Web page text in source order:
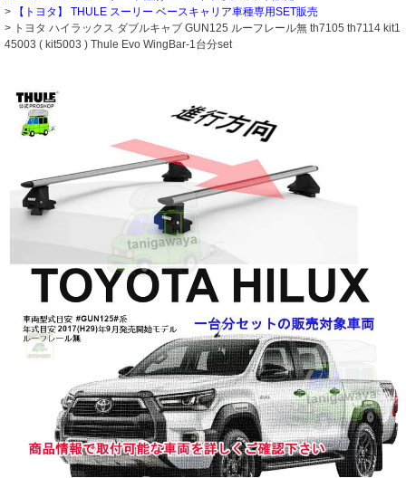
【トヨタ】 THULE スーリー ベースキャリア車種専用SET販売
トヨタ ハイラックス ダブルキャブ GUN125 ルーフレール無 th7105 th7114 kit1
45003 ( kit5003 ) Thule Evo WingBar-1台分set